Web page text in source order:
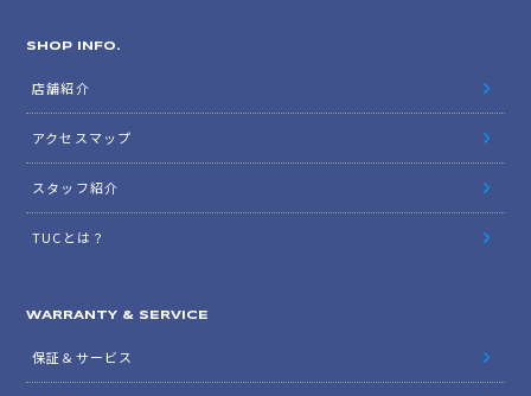
SHOP INFO.
店舗紹介
アクセスマップ
スタッフ紹介
TUCとは？
WARRANTY & SERVICE
保証＆サービス